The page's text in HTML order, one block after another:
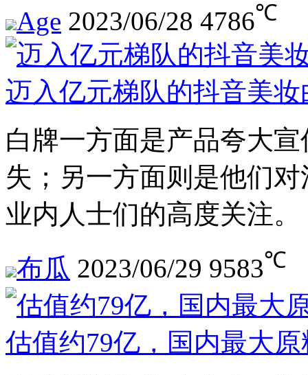
Age 2023/06/28 4786℃
迈入亿元梯队的抖音美
白牌一方面是产品夸大
失；另一方面则是他们
业内人士们的高度关注。
布瓜 2023/06/29 9583℃
估值约79亿，国内最大